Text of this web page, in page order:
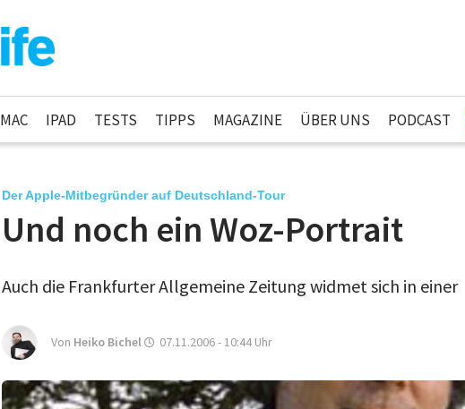
MAC IPAD TESTS TIPPS MAGAZINE ÜBER UNS PODCAST
Der Apple-Mitbegründer auf Deutschland-Tour
Und noch ein Woz-Portrait
Auch die Frankfurter Allgemeine Zeitung widmet sich in einer
Von Heiko Bichel 07.11.2006 - 10:44 Uhr